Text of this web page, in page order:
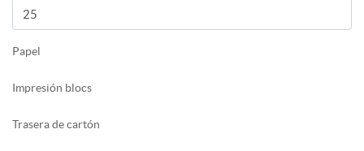
Papel
Impresión blocs
Trasera de cartón